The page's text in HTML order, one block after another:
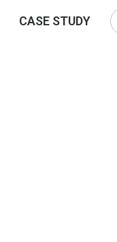
CASE STUDY